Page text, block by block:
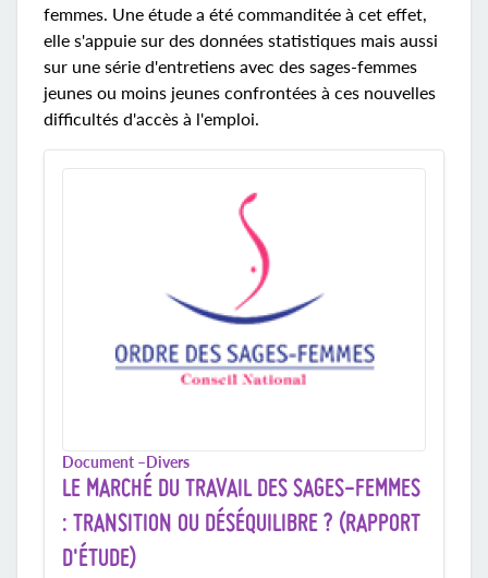
femmes. Une étude a été commanditée à cet effet,
elle s'appuie sur des données statistiques mais aussi
sur une série d'entretiens avec des sages-femmes
jeunes ou moins jeunes confrontées à ces nouvelles
difficultés d'accès à l'emploi.
Document –Divers
LE MARCHÉ DU TRAVAIL DES SAGES-FEMMES
: TRANSITION OU DÉSÉQUILIBRE ? (RAPPORT
D'ÉTUDE)